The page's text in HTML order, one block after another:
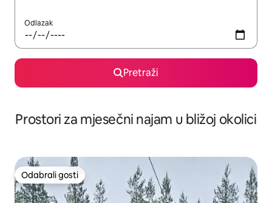
Odlazak
Pretraži
Prostori za mjesečni najam u bližoj okolici
Odabrali gosti
Odabrali gosti